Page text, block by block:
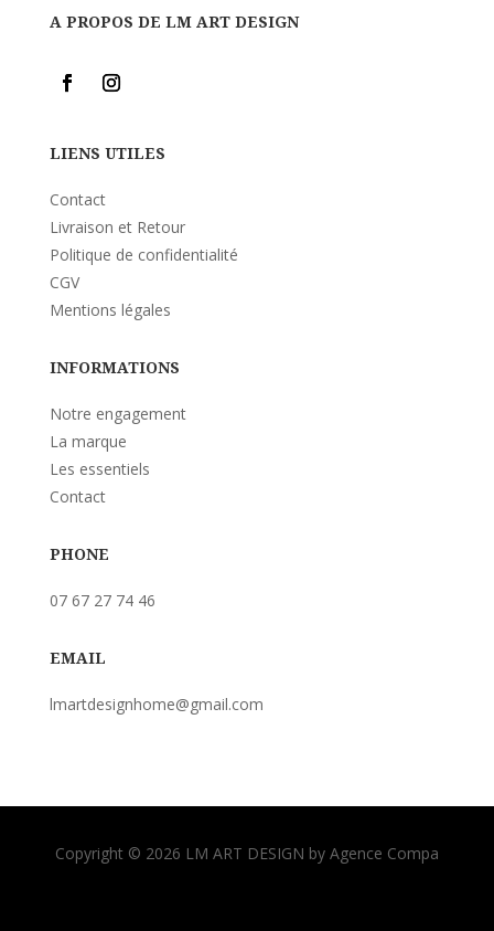
A PROPOS DE LM ART DESIGN
LIENS UTILES
Contact
Livraison et Retour
Politique de confidentialité
CGV
Mentions légales
INFORMATIONS
Notre engagement
La marque
Les essentiels
Contact
PHONE
07 67 27 74 46
EMAIL
lmartdesignhome@gmail.com
Copyright © 2026 LM ART DESIGN by Agence Compa